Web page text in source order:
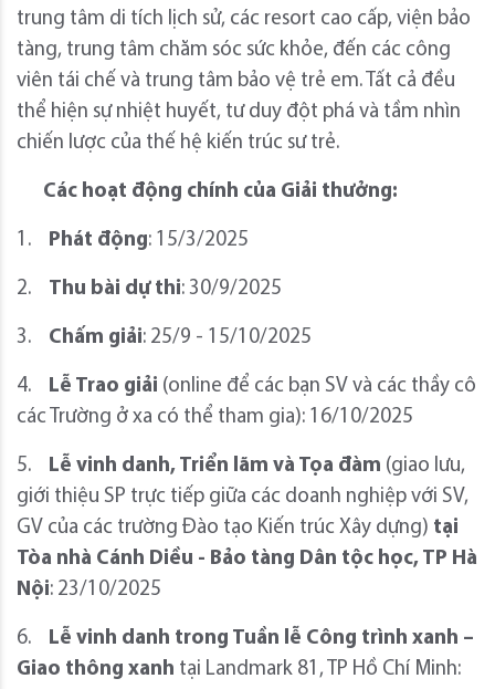
trung tâm di tích lịch sử, các resort cao cấp, viện bảo
tàng, trung tâm chăm sóc sức khỏe, đến các công
viên tái chế và trung tâm bảo vệ trẻ em. Tất cả đều
thể hiện sự nhiệt huyết, tư duy đột phá và tầm nhìn
chiến lược của thế hệ kiến trúc sư trẻ.
Các hoạt động chính của Giải thưởng:
1. Phát động: 15/3/2025
2. Thu bài dự thi: 30/9/2025
3. Chấm giải: 25/9 - 15/10/2025
4. Lễ Trao giải (online để các bạn SV và các thầy cô
các Trường ở xa có thể tham gia): 16/10/2025
5. Lễ vinh danh, Triển lãm và Tọa đàm (giao lưu,
giới thiệu SP trực tiếp giữa các doanh nghiệp với SV,
GV của các trường Đào tạo Kiến trúc Xây dựng) tại
Tòa nhà Cánh Diều - Bảo tàng Dân tộc học, TP Hà
Nội: 23/10/2025
6.
Lễ vinh danh trong Tuần lễ Công trình xanh –
Giao thông xanh tại Landmark 81, TP Hồ Chí Minh: